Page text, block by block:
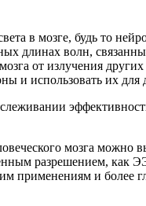
в мозге, будь то
длинах волн,
от излучения других
и использовать их для
мозга можно
разрешением, как
применениям и более